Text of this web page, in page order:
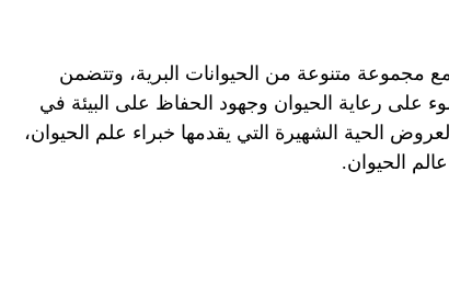
متنوعة من الحيوانات البرية، وتتضمن
على رعاية الحيوان وجهود الحفاظ على البيئة في
الحية الشهيرة التي يقدمها خبراء علم الحيوان،
الحيوان.